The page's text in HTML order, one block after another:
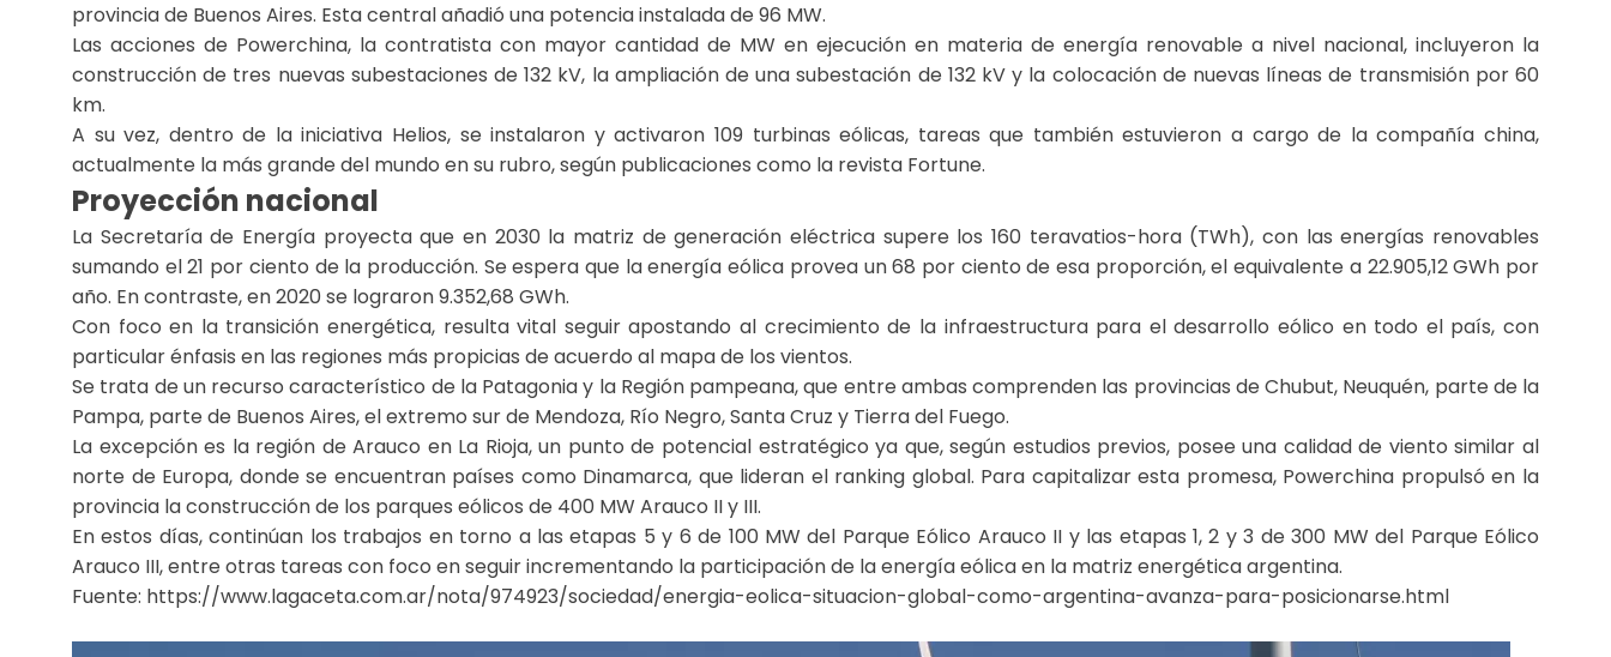
provincia de Buenos Aires. Esta central añadió una potencia instalada de 96 MW.
Las acciones de Powerchina, la contratista con mayor cantidad de MW en ejecución en materia de energía renovable a nivel nacional, incluyeron la
construcción de tres nuevas subestaciones de 132 kV, la ampliación de una subestación de 132 kV y la colocación de nuevas líneas de transmisión por 60
km.
A su vez, dentro de la iniciativa Helios, se instalaron y activaron 109 turbinas eólicas, tareas que también estuvieron a cargo de la compañía china,
actualmente la más grande del mundo en su rubro, según publicaciones como la revista Fortune.
Proyección nacional
La Secretaría de Energía proyecta que en 2030 la matriz de generación eléctrica supere los 160 teravatios-hora (TWh), con las energías renovables
sumando el 21 por ciento de la producción. Se espera que la energía eólica provea un 68 por ciento de esa proporción, el equivalente a 22.905,12 GWh por
año. En contraste, en 2020 se lograron 9.352,68 GWh.
Con foco en la transición energética, resulta vital seguir apostando al crecimiento de la infraestructura para el desarrollo eólico en todo el país, con
particular énfasis en las regiones más propicias de acuerdo al mapa de los vientos.
Se trata de un recurso característico de la Patagonia y la Región pampeana, que entre ambas comprenden las provincias de Chubut, Neuquén, parte de la
Pampa, parte de Buenos Aires, el extremo sur de Mendoza, Río Negro, Santa Cruz y Tierra del Fuego.
La excepción es la región de Arauco en La Rioja, un punto de potencial estratégico ya que, según estudios previos, posee una calidad de viento similar al
norte de Europa, donde se encuentran países como Dinamarca, que lideran el ranking global. Para capitalizar esta promesa, Powerchina propulsó en la
provincia la construcción de los parques eólicos de 400 MW Arauco II y III.
En estos días, continúan los trabajos en torno a las etapas 5 y 6 de 100 MW del Parque Eólico Arauco II y las etapas 1, 2 y 3 de 300 MW del Parque Eólico
Arauco III, entre otras tareas con foco en seguir incrementando la participación de la energía eólica en la matriz energética argentina.
Fuente: https://www.lagaceta.com.ar/nota/974923/sociedad/energia-eolica-situacion-global-como-argentina-avanza-para-posicionarse.html